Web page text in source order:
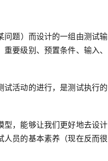
问题）而设计的一组由测试输
要级别、预置条件、输入、
试活动的进行，是测试执行的
型，能够让我们更好地去设计
人员的基本素养（现在反而很